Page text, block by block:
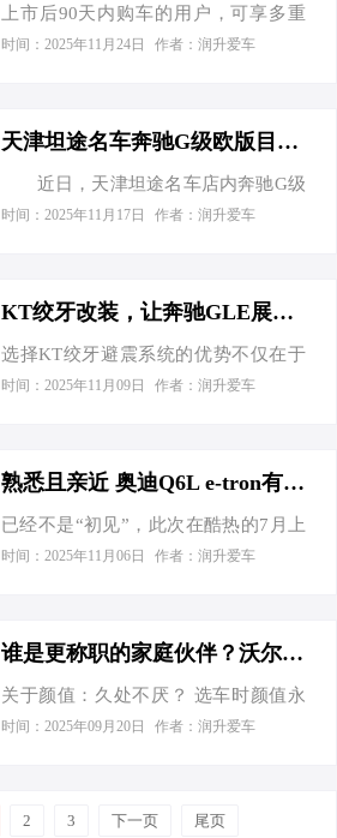
线条设计语言，一…
型 SUV 精灵#5。 参考已经发布的
smart 精灵#5 EHD，新车有望搭载
起（降幅50%），比思域还便宜 宝马7
系：顶配车型直降63万，落地价减少
享受捷豹的品质 2. 合资燃油车被迫“降
万（大幅降价以提升销量） 别克威
朗：降价47%至6.89万元，合资A级车
上市后90天内购车的用户，可享多重
上市限时礼遇。选购豪华型、尊享
之外，选购豪华型的用户，可免费升
级价值15,000元的前排舒享套装，尊享
前排座椅3D Mesh通风、气动式按摩、
环抱式座椅加热、主驾座椅记忆、方
能，实现入门即豪华；上汽奥迪还为
忧礼，内含2年3次奥迪品牌官方养护
服务，全力护航用车生活。 全新上汽
即…
时间：2025年11月24日 作者：润升爱车
天津坦途名车奔驰G级欧版目前售价140万起 欢迎前来试驾
近日，天津坦途名车店内奔驰G级
欧版综合优惠高达75万元，可试乘试
车 售全国 电话： 15022701004 奔驰G
级欧版 车型 指导价 本店价 优…
时间：2025年11月17日 作者：润升爱车
KT绞牙改装，让奔驰GLE展现独特溜背SUV魅力
选择KT绞牙避震系统的优势不仅在于
外观的提升，更在于实际驾驶中的性
求，精确调整避震器的高度与阻尼，
确保车辆在各种驾驶条件下均能表现
出色。KT绞牙避震系统采用高性能材
料，确保了卓越的耐用性和稳定性，
合，KT绞牙避震系统能够显著减少车
速行驶和弯道驾驶时表现尤为突出，
使驾驶者能够充分体验精准操控的驾
时间：2025年11月09日 作者：润升爱车
熟悉且亲近 奥迪Q6L e-tron有传承，更有创新
已经不是“初见”，此次在酷热的7月上
中旬在长春试驾，奥迪Q6L e-tron还是
如奥迪Q7或Q8及奥迪Q5L，让人对
Q6L e-tron油然产生安全、可靠、值得
信赖的印象，甚至是可以“闭眼”购买的
冲动——这是不是对一款电动车最好
电平台打造的首款重磅车型，奥迪历
时间：2025年11月06日 作者：润升爱车
谁是更称职的家庭伙伴？沃尔沃全新XC60对比奥迪Q5L
关于颜值：久处不厌？ 选车时颜值永
远是绕不开的，你不会去选一台你看
家喜好不同，但是第一眼的印象总是
时间：2025年09月20日 作者：润升爱车
2 3 下一页 尾页